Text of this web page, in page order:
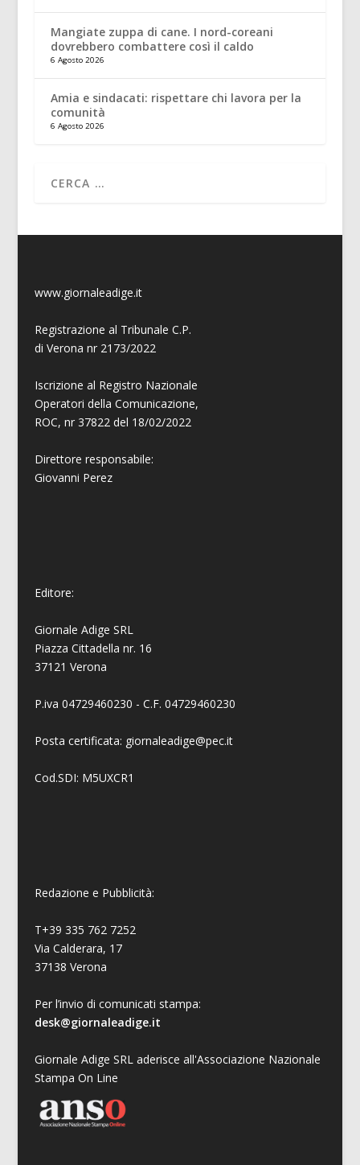
Mangiate zuppa di cane. I nord-coreani
dovrebbero combattere così il caldo
6 Agosto 2026
Amia e sindacati: rispettare chi lavora per la
comunità
6 Agosto 2026
www.giornaleadige.it
Registrazione al Tribunale C.P.
di Verona nr 2173/2022
Iscrizione al Registro Nazionale
Operatori della Comunicazione,
ROC, nr 37822 del 18/02/2022
Direttore responsabile:
Giovanni Perez
Editore:
Giornale Adige SRL
Piazza Cittadella nr. 16
37121 Verona
P.iva 04729460230 - C.F. 04729460230
Posta certificata: giornaleadige@pec.it
Cod.SDI: M5UXCR1
Redazione e Pubblicità:
T+39 335 762 7252
Via Calderara, 17
37138 Verona
Per l’invio di comunicati stampa:
desk@giornaleadige.it
Giornale Adige SRL aderisce all'Associazione Nazionale
Stampa On Line